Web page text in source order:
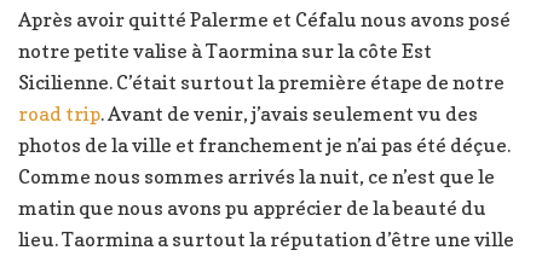
Guide
Après avoir quitté Palerme et Céfalu nous avons posé
notre petite valise à Taormina sur la côte Est
Sicilienne. C’était surtout la première étape de notre
road trip. Avant de venir, j’avais seulement vu des
photos de la ville et franchement je n’ai pas été déçue.
Comme nous sommes arrivés la nuit, ce n’est que le
matin que nous avons pu apprécier de la beauté du
lieu. Taormina a surtout la réputation d’être une ville